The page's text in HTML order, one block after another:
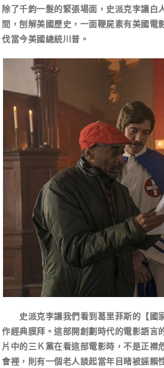
除了千鈞一髮的緊張場面，史派克李讓白
間，刨解美國歷史，一面鞭屍素有美國
伐當今美國總統川普。
史派克李讓我們看到葛里菲斯的【
作經典膜拜。這部開創劃時代的電影語言
片中的三Ｋ黨在看這部電影時，不是正襟
會裡，則有一個老人談起當年目睹被誣賴